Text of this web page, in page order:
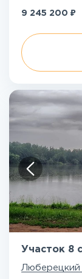
9 245 200 ₽
Участок 8
Люберецкий